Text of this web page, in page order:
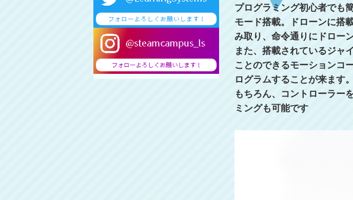
プログラミング初心者でも
モード搭載。ドローンに搭
み取り、命令通りにドロー
また、搭載されているジャ
ことのできるモーションコ
ログラムすることが来ます。
もちろん、コントローラー
ミングも可能です